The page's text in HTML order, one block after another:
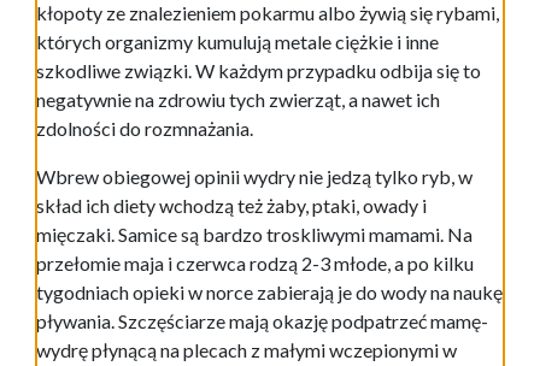
kłopoty ze znalezieniem pokarmu albo żywią się rybami,
których organizmy kumulują metale ciężkie i inne
szkodliwe związki. W każdym przypadku odbija się to
negatywnie na zdrowiu tych zwierząt, a nawet ich
zdolności do rozmnażania.
Wbrew obiegowej opinii wydry nie jedzą tylko ryb, w
skład ich diety wchodzą też żaby, ptaki, owady i
mięczaki. Samice są bardzo troskliwymi mamami. Na
przełomie maja i czerwca rodzą 2-3 młode, a po kilku
tygodniach opieki w norce zabierają je do wody na naukę
pływania. Szczęściarze mają okazję podpatrzeć mamę-
wydrę płynącą na plecach z małymi wczepionymi w